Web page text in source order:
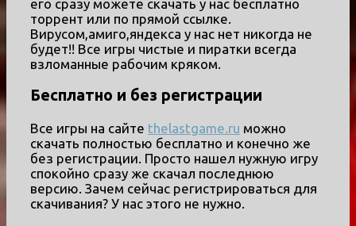
его сразу можете скачать у нас бесплатно
торрент или по прямой ссылке.
Вирусом,амиго,яндекса у нас нет никогда не
будет!! Все игры чистые и пиратки всегда
взломанные рабочим кряком.
Бесплатно и без регистрации
Все игры на сайте thelastgame.ru можно
скачать полностью бесплатно и конечно же
без регистрации. Просто нашел нужную игру
спокойно сразу же скачал последнюю
версию. Зачем сейчас регистрироваться для
скачивания? У нас этого не нужно.